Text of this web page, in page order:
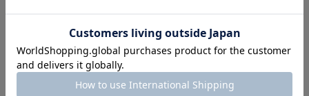
真夏のオフィスカジュアル